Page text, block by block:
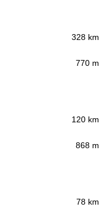
328 km
770 m
120 km
868 m
78 km